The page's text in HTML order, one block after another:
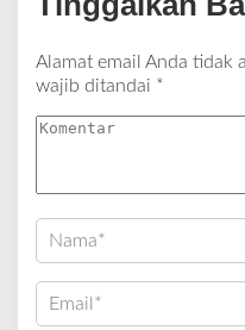
Alamat email Anda tidak
wajib ditandai *